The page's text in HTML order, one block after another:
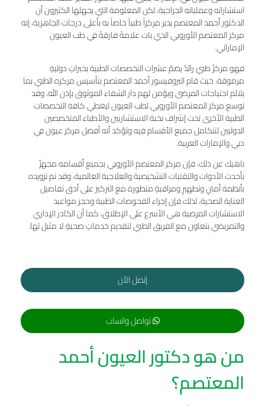
استشاراته وعملياته الجراحية، لكن المعلومة التي يجهلها الكثيرون أن
الدكتور أحمد المعتصم يدير مركزاً طبياً خاصاً به بأعلى درجات الجاهزية، إنه
مركز المعتصم الأوروبي الذي بات علامةً فارقةً في طب العيون
الإماراتي.
فهو مركزٌ طبيٌ رائدٌ يضمّ عشرات التخصصات الطبية بخبراتٍ دوليةٍ
مرموقة، حيث قام البروفيسور أحمد المعتصم بتأسيس مركزه الطبي بما
يلائم احتياجات المرضى ويؤمن لهم دار الشفاء الموثوق بإذن الله، وقد
توسع مركز المعتصم الأوروبي لطب العيون ليغطي كافة التخصصات
الطبية الأخرى تحت إشراف نخبة الاستشاريين والأطباء المتخصصين
الدوليين لتتكامل جميع الأقسام فيه وتؤكد أنه أفضل مركز عيون في
دبي والإمارات العربية.
ناهيك عن ذلك، فإن مركز المعتصم الأوروبي بجميع أقسامه مجهزٌ
بأحدث الأدوات والتقنيات التشخيصية والعلاجية العالمية، وقد تم تزويده
بأنظمة أمانٍ وتطهيرٍ ومراقبةٍ متطورة مع التركيز على أدق تفاصيل
العناية الصحية، لذلك فإن إجراء الفحوصات الطبية وحجز مواعيد
الاستشارات المرضية هي الأسرع على الإطلاق، كما أن الكادر الإداري
والتمريضي يتعاون مع الفريق الطبي لتقديم خدماتٍ صحيةٍ لا مثيل لها.
إتصل الأن
تواصل واتساب
من هو دكتور العيون أحمد
المعتصم؟